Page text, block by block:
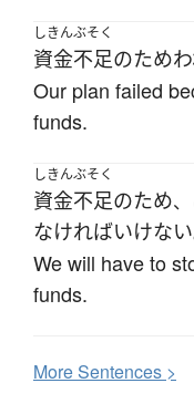
しきんぶそく
資金不足のため
Our plan failed
funds.
しきんぶそく
資金不足のため、
なければいけない
We will have to
funds.
MoreSentences >